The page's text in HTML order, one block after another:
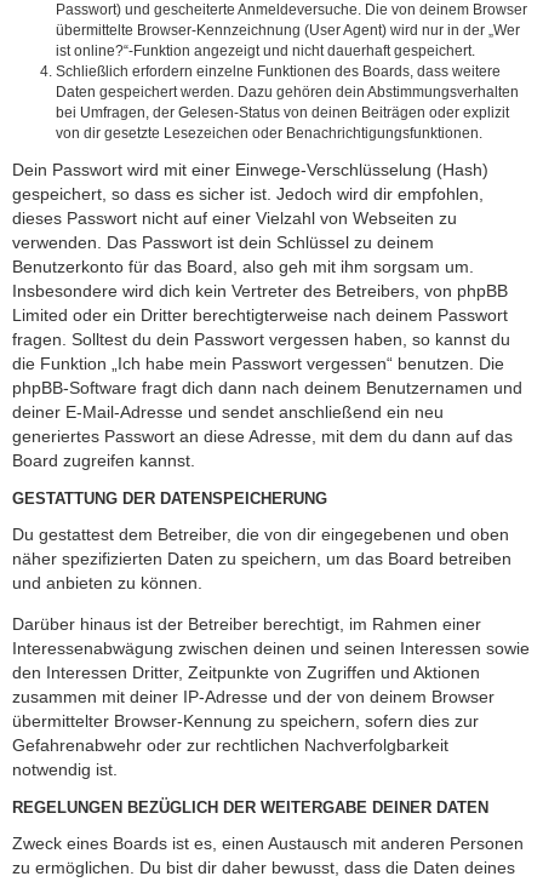
Passwort) und gescheiterte Anmeldeversuche. Die von deinem Browser
übermittelte Browser-Kennzeichnung (User Agent) wird nur in der „Wer
ist online?“-Funktion angezeigt und nicht dauerhaft gespeichert.
Schließlich erfordern einzelne Funktionen des Boards, dass weitere
Daten gespeichert werden. Dazu gehören dein Abstimmungsverhalten
bei Umfragen, der Gelesen-Status von deinen Beiträgen oder explizit
von dir gesetzte Lesezeichen oder Benachrichtigungsfunktionen.
Dein Passwort wird mit einer Einwege-Verschlüsselung (Hash)
gespeichert, so dass es sicher ist. Jedoch wird dir empfohlen,
dieses Passwort nicht auf einer Vielzahl von Webseiten zu
verwenden. Das Passwort ist dein Schlüssel zu deinem
Benutzerkonto für das Board, also geh mit ihm sorgsam um.
Insbesondere wird dich kein Vertreter des Betreibers, von phpBB
Limited oder ein Dritter berechtigterweise nach deinem Passwort
fragen. Solltest du dein Passwort vergessen haben, so kannst du
die Funktion „Ich habe mein Passwort vergessen“ benutzen. Die
phpBB-Software fragt dich dann nach deinem Benutzernamen und
deiner E-Mail-Adresse und sendet anschließend ein neu
generiertes Passwort an diese Adresse, mit dem du dann auf das
Board zugreifen kannst.
GESTATTUNG DER DATENSPEICHERUNG
Du gestattest dem Betreiber, die von dir eingegebenen und oben
näher spezifizierten Daten zu speichern, um das Board betreiben
und anbieten zu können.
Darüber hinaus ist der Betreiber berechtigt, im Rahmen einer
Interessenabwägung zwischen deinen und seinen Interessen sowie
den Interessen Dritter, Zeitpunkte von Zugriffen und Aktionen
zusammen mit deiner IP-Adresse und der von deinem Browser
übermittelter Browser-Kennung zu speichern, sofern dies zur
Gefahrenabwehr oder zur rechtlichen Nachverfolgbarkeit
notwendig ist.
REGELUNGEN BEZÜGLICH DER WEITERGABE DEINER DATEN
Zweck eines Boards ist es, einen Austausch mit anderen Personen
zu ermöglichen. Du bist dir daher bewusst, dass die Daten deines